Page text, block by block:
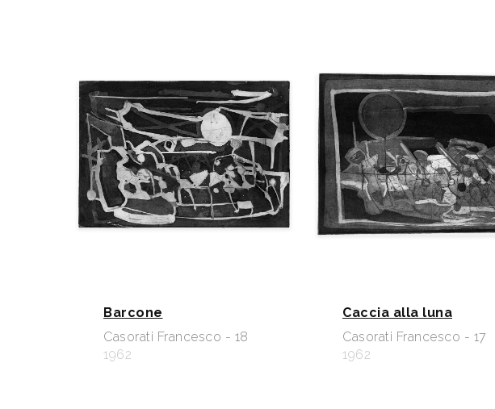
Barcone
Casorati Francesco - 18
1962
Caccia alla luna
Casorati Francesco - 17
1962